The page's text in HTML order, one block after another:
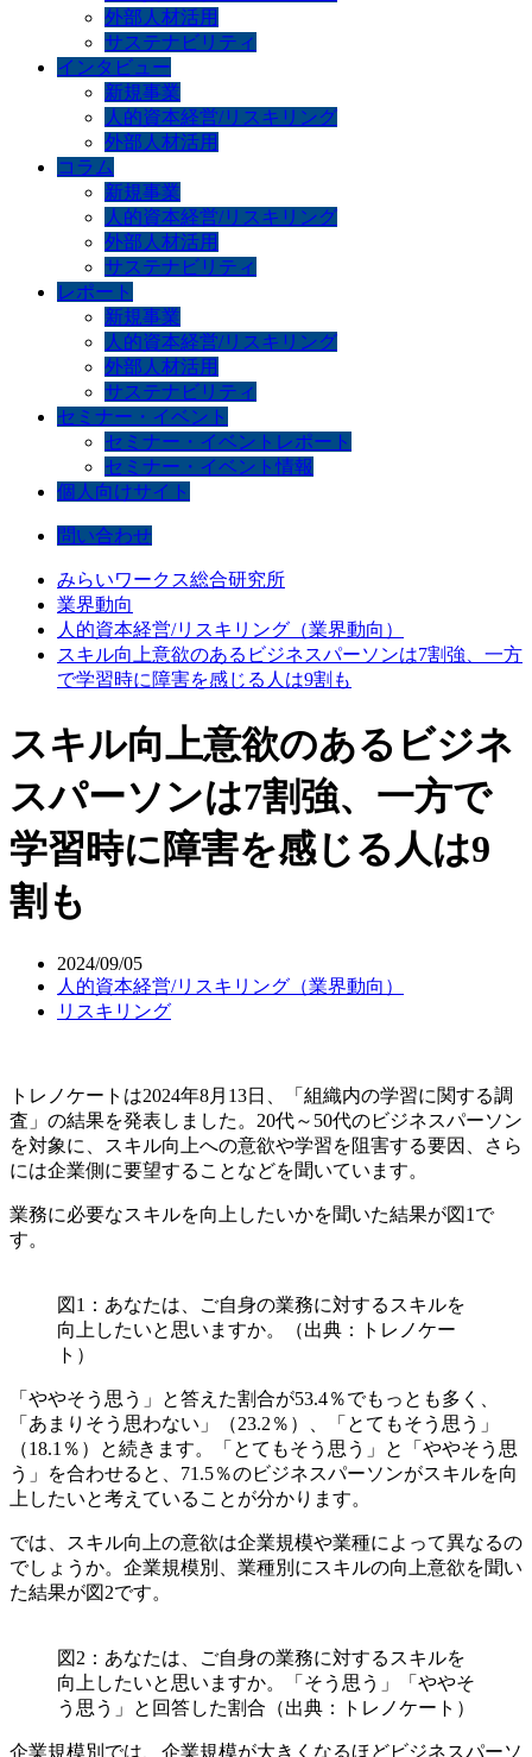
外部人材活用
サステナビリティ
インタビュー
新規事業
人的資本経営/リスキリング
外部人材活用
コラム
新規事業
人的資本経営/リスキリング
外部人材活用
サステナビリティ
レポート
新規事業
人的資本経営/リスキリング
外部人材活用
サステナビリティ
セミナー・イベント
セミナー・イベントレポート
セミナー・イベント情報
個人向けサイト
問い合わせ
みらいワークス総合研究所
業界動向
人的資本経営/リスキリング（業界動向）
スキル向上意欲のあるビジネスパーソンは7割強、一方
で学習時に障害を感じる人は9割も
スキル向上意欲のあるビジネ
スパーソンは7割強、一方で
学習時に障害を感じる人は9
割も
2024/09/05
人的資本経営/リスキリング（業界動向）
リスキリング
トレノケートは2024年8月13日、「組織内の学習に関する調
査」の結果を発表しました。20代～50代のビジネスパーソン
を対象に、スキル向上への意欲や学習を阻害する要因、さら
には企業側に要望することなどを聞いています。
業務に必要なスキルを向上したいかを聞いた結果が図1で
す。
図1：あなたは、ご自身の業務に対するスキルを
向上したいと思いますか。（出典：トレノケー
ト）
「ややそう思う」と答えた割合が53.4％でもっとも多く、
「あまりそう思わない」（23.2％）、「とてもそう思う」
（18.1％）と続きます。「とてもそう思う」と「ややそう思
う」を合わせると、71.5％のビジネスパーソンがスキルを向
上したいと考えていることが分かります。
では、スキル向上の意欲は企業規模や業種によって異なるの
でしょうか。企業規模別、業種別にスキルの向上意欲を聞い
た結果が図2です。
図2：あなたは、ご自身の業務に対するスキルを
向上したいと思いますか。「そう思う」「ややそ
う思う」と回答した割合（出典：トレノケート）
企業規模別では、企業規模が大きくなるほどビジネスパーソ